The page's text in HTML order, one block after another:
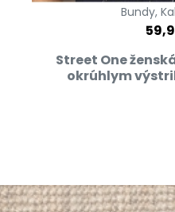
Bundy,
Street One
okrúhlym